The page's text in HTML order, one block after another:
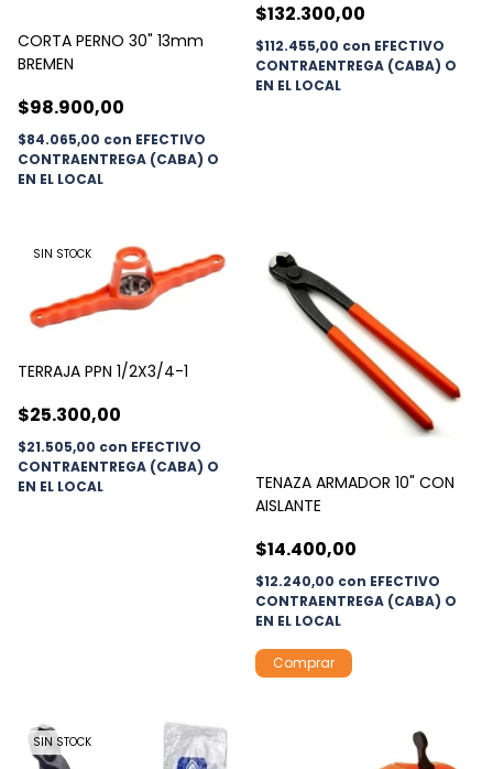
CORTA PERNO 30" 13mm
BREMEN
$98.900,00
$84.065,00 con EFECTIVO
CONTRAENTREGA (CABA) O
EN EL LOCAL
$132.300,00
$112.455,00 con EFECTIVO
CONTRAENTREGA (CABA) O
EN EL LOCAL
SIN STOCK
TERRAJA PPN 1/2X3/4-1
$25.300,00
$21.505,00 con EFECTIVO
CONTRAENTREGA (CABA) O
EN EL LOCAL
TENAZA ARMADOR 10" CON
AISLANTE
$14.400,00
$12.240,00 con EFECTIVO
CONTRAENTREGA (CABA) O
EN EL LOCAL
SIN STOCK